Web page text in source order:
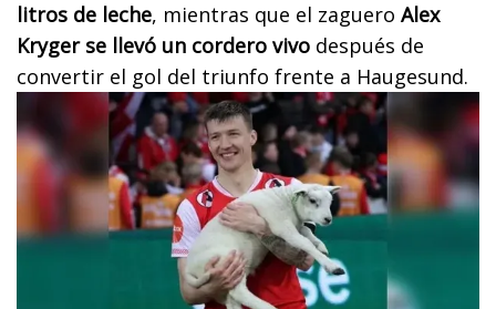
litros de leche, mientras que el zaguero Alex
Kryger se llevó un cordero vivo después de
convertir el gol del triunfo frente a Haugesund.